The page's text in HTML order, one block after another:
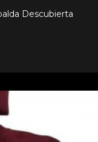
Descubierta